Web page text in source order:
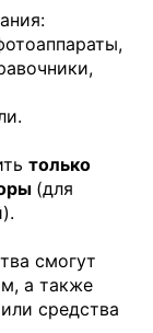
только
(для
смогут
а также
средства